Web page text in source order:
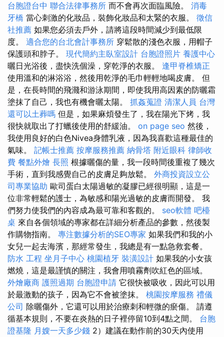
台胞證台中 聯合法律事務所 而不會再次面臨風險。 消毒
牙橋 當心刺激的化妝品，裝飾化妝品和太緊的衣服。 徵信
社推薦 如果您必須去戶外，請將這段時間減少到最低限
度。 適合您的台北會計事務所 穿鬆散的淺色衣服，用帽子
保護頭和脖子。 現代簡約主臥室設計 台胞證照片 養護中心
曬日光浴後，盡快洗個澡，穿乾淨的衣服。 逢甲脊椎矯正
使用溫和的淋浴浴，然後用乾淨的毛巾輕輕地喝皮膚。 但
是，在長時間的飛濺和游泳期間，即使我用高因素的防曬霜
塗抹了自己，我也有機會曬太陽。 抓姦蒐證 清潔人員 台灣
還可以土葬嗎 但是，如果麻煩發生了，我在陽光下烤，我
很快就取出了打蠟後使用的舒緩油。 on page seo 然後，
我使用良好的白色Nivea身體乳液，因為我喜歡這種最佳的
氣味。 記帳士推薦 按摩服務推薦 納骨塔 附近眼科 律師收
費 餐點外燴 長照 根據曬傷的量，我一段時間後重複了幾次
手術，直到我感覺自己的皮膚足夠放鬆。 外商投資設立公
司專業協助 歐司蛋白太陽過敏的凝膠已經很明顯，這是一
位非常輕鬆的護士，為敏感和陽光過敏的皮膚而開發。 我
們努力使我們的內容成為最可靠和客觀的。 seo軟體 吧檯
桌 來自各個領域的專家都在詳細分析產品的參數，然後製
作購物指南。 專注數據分析的SEO專家 如果我們和我的小
女兒一起去海濱，那經常發生，我總是有一點急救套餐。
防水 工程 坐月子中心 桃園植牙 裝潢設計 如果我的小女孩
燃燒，這是最謹慎的關注，我會用噴霧劑吹紅色的區域。
外燴廠商 護照過期 台胞證申請 它很快被吸收，因此可以用
於最激動的孩子，因為它不會被塗抹。 桃園按摩服務 禮儀
公司 除曬傷外，它還可以用於治療刺和輕微的瘀傷。 請遵
循基本規則，不要在炎熱的日子裡停留10到4點之間。 台胞
證基隆 月嫂一天多少錢 2）建議在動作前的30天內使用